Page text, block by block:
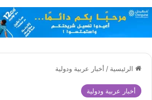
الرئيسية / أخبار عربية ودولية
أخبار عربية ودولية